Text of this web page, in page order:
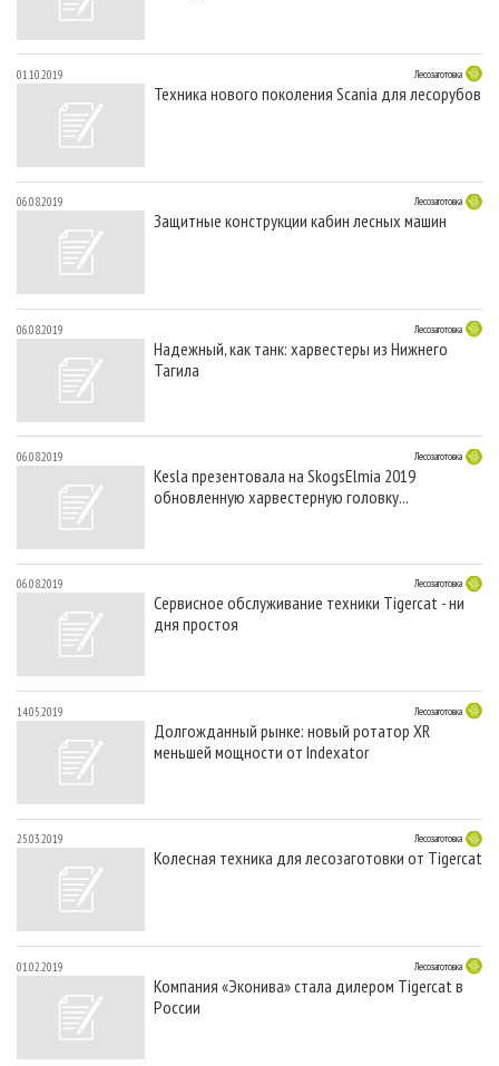
01.10.2019 Лесозаготовка
Техника нового поколения Scania для лесорубов
06.08.2019 Лесозаготовка
Защитные конструкции кабин лесных машин
06.08.2019 Лесозаготовка
Надежный, как танк: харвестеры из Нижнего
Тагила
06.08.2019 Лесозаготовка
Kesla презентовала на SkogsElmia 2019
обновленную харвестерную головку...
06.08.2019 Лесозаготовка
Сервисное обслуживание техники Tigercat - ни
дня простоя
14.05.2019 Лесозаготовка
Долгожданный рынке: новый ротатор XR
меньшей мощности от Indexator
25.03.2019 Лесозаготовка
Колесная техника для лесозаготовки от Tigercat
01.02.2019 Лесозаготовка
Компания «Эконива» стала дилером Tigercat в
России